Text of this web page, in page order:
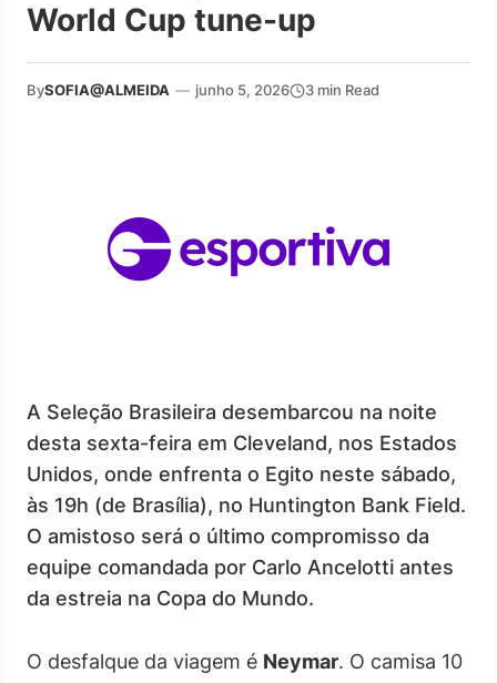
World Cup tune-up
BySOFIA@ALMEIDA — junho 5, 2026 3 min Read
A Seleção Brasileira desembarcou na noite
desta sexta-feira em Cleveland, nos Estados
Unidos, onde enfrenta o Egito neste sábado,
às 19h (de Brasília), no Huntington Bank Field.
O amistoso será o último compromisso da
equipe comandada por Carlo Ancelotti antes
da estreia na Copa do Mundo.
O desfalque da viagem é Neymar. O camisa 10